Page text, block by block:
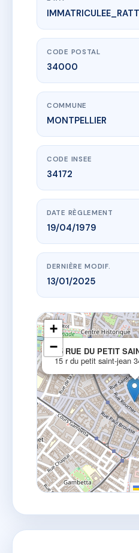
www.vme.plus/
15 RUE DU PETIT
15 r du petit saint-jean
CODE POSTAL
34000
COMMUNE
MONTPELLIER
CODE INSEE
34172
DATE RÈGLEMENT
19/04/1979
DERNIÈRE MODIF.
13/01/2025
15 RUE DU PETIT
15 r du petit saint-jean
+
−